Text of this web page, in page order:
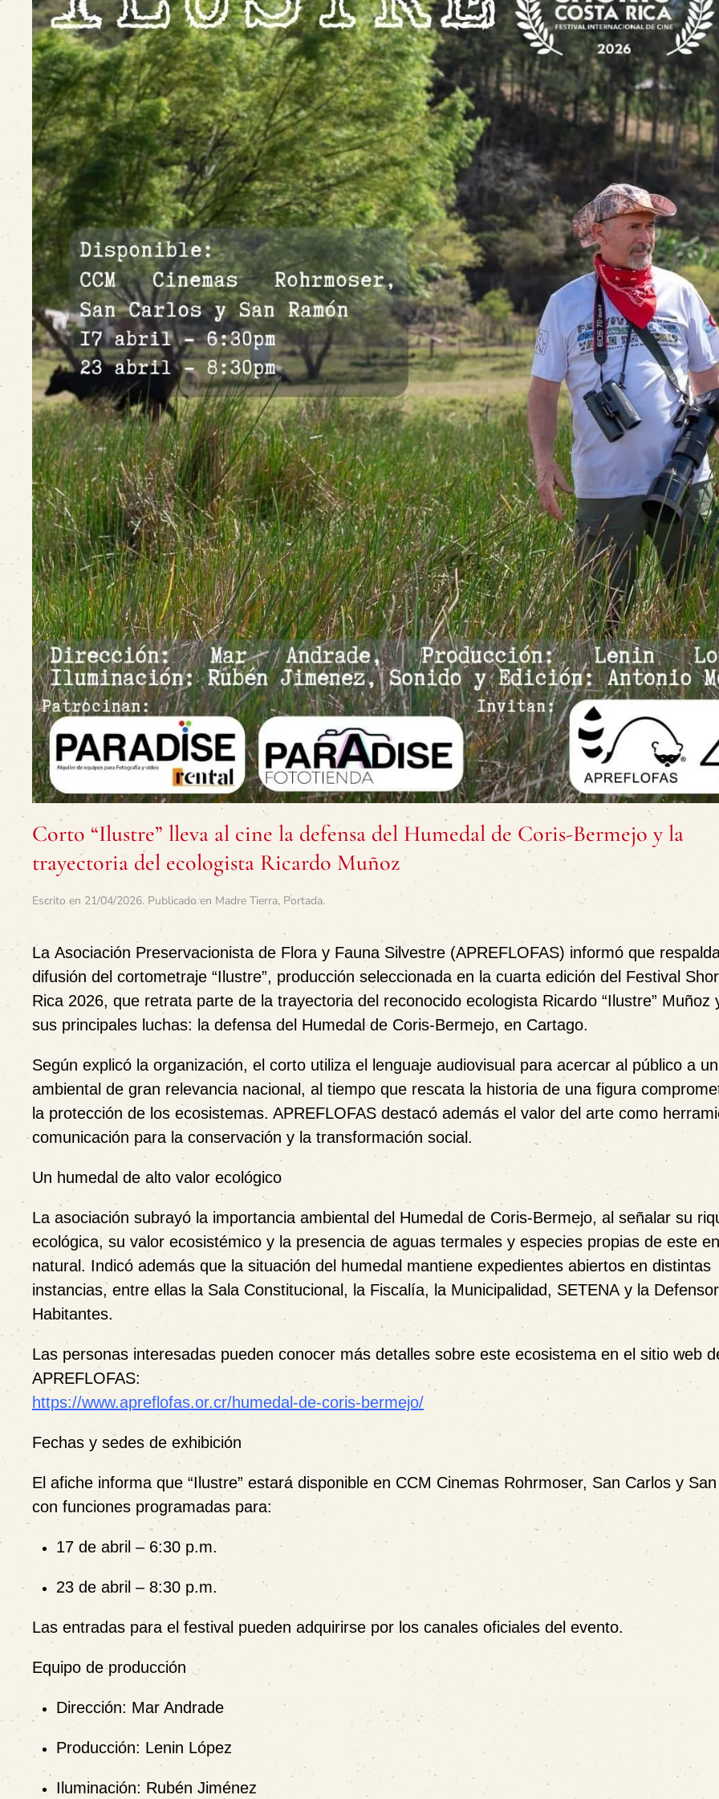
Corto “Ilustre” lleva al cine la defensa del Humedal de Coris-Bermejo y la
trayectoria del ecologista Ricardo Muñoz
Escrito en 21/04/2026. Publicado en Madre Tierra, Portada.
La Asociación Preservacionista de Flora y Fauna Silvestre (APREFLOFAS) informó que
difusión del cortometraje “Ilustre”, producción seleccionada en la cuarta edición del Festival
Rica 2026, que retrata parte de la trayectoria del reconocido ecologista Ricardo “Ilustre” Muñoz
sus principales luchas: la defensa del Humedal de Coris-Bermejo, en Cartago.
Según explicó la organización, el corto utiliza el lenguaje audiovisual para acercar al público a
ambiental de gran relevancia nacional, al tiempo que rescata la historia de una figura
la protección de los ecosistemas. APREFLOFAS destacó además el valor del arte como
comunicación para la conservación y la transformación social.
Un humedal de alto valor ecológico
La asociación subrayó la importancia ambiental del Humedal de Coris-Bermejo, al señalar su
ecológica, su valor ecosistémico y la presencia de aguas termales y especies propias de este
natural. Indicó además que la situación del humedal mantiene expedientes abiertos en distintas
instancias, entre ellas la Sala Constitucional, la Fiscalía, la Municipalidad, SETENA y la
Habitantes.
Las personas interesadas pueden conocer más detalles sobre este ecosistema en el sitio web
APREFLOFAS:
https://www.apreflofas.or.cr/humedal-de-coris-bermejo/
Fechas y sedes de exhibición
El afiche informa que “Ilustre” estará disponible en CCM Cinemas Rohrmoser, San Carlos y
con funciones programadas para:
17 de abril – 6:30 p.m.
23 de abril – 8:30 p.m.
Las entradas para el festival pueden adquirirse por los canales oficiales del evento.
Equipo de producción
Dirección: Mar Andrade
Producción: Lenin López
Iluminación: Rubén Jiménez